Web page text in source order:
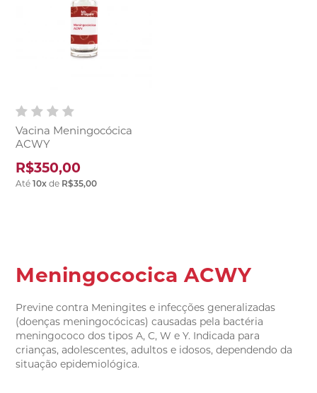
Vacina Meningocócica
ACWY
R$350,00
Até10x de R$35,00
Meningococica ACWY
Previne contra Meningites e infecções generalizadas
(doenças meningocócicas) causadas pela bactéria
meningococo dos tipos A, C, W e Y. Indicada para
crianças, adolescentes, adultos e idosos, dependendo da
situação epidemiológica.